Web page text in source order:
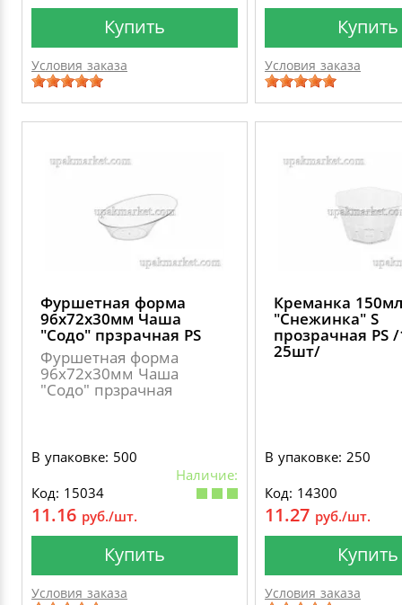
Купить
Условия заказа
Купить
Условия заказа
Фуршетная форма
96х72х30мм Чаша
"Содо" прзрачная PS
Фуршетная форма
96х72х30мм Чаша
"Содо" прзрачная
В упаковке: 500
Наличие:
Код: 15034
11.16 руб./шт.
Купить
Условия заказа
Креманка 150мл
"Снежинка" S
прозрачная PS
25шт/
В упаковке: 250
Код: 14300
11.27 руб./шт.
Купить
Условия заказа